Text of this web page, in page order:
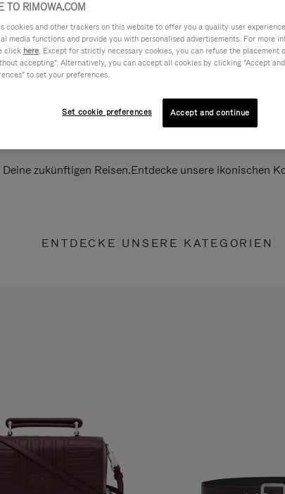
zukünftigen Reisen.Entdecke unsere ikonischen
ENTDECKE UNSERE KATEGORIEN
TO RIMOWA.COM
cookies and other trackers on this website to offer you a quality user
media functions and provide you with personalised advertisements. For more
click here. Except for strictly necessary cookies, you can refuse the placement
accepting". Alternatively, you can accept all cookies by clicking "Accept
to set your preferences.
Set cookie preferences Accept and continue